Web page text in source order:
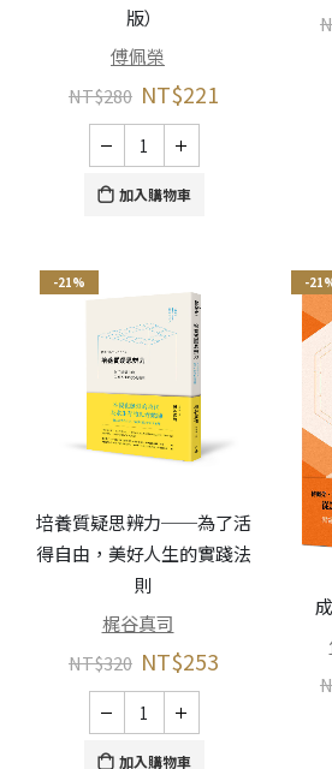
版）
傅佩榮
NT$280 NT$221
加入購物車
-21%
培養質疑思辨力──為了活
得自由，美好人生的實踐法
則
梶谷真司
NT$320 NT$253
加入購物車
-